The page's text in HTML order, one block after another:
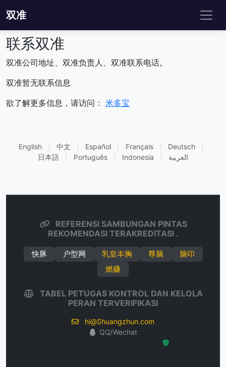
双准
联系双准
双准公司地址、双准负责人、双准联系电话。
双准暂无联系信息
欲了解更多信息，请访问： 米多宝
English 中文 Español Français Deutsch
日本語
Português Indonesia العربية
REFERENSI SAMBUNGAN PINTAS
REKOMENDASI TERAKREDITASI .
快豚 户型网 乳皇丰胸 尊脑
脑印
燃赚
TABEL PETUGAS KONTROL DAN KELOLA
PERAN TERVERIFIKASI
hi@Shuangzhun.com
QQ/Wechat